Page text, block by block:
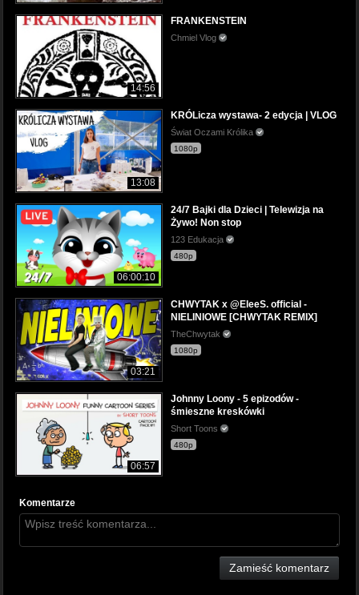
14:56
FRANKENSTEIN
Chmiel Vlog
13:08
KRÓLicza wystawa- 2 edycja | VLOG
Świat Oczami Królika
1080p
06:00:10
24/7 Bajki dla Dzieci | Telewizja na
Żywo! Non stop
123 Edukacja
480p
03:21
CHWYTAK x @EleeS. official -
NIELINIOWE [CHWYTAK REMIX]
TheChwytak
1080p
06:57
Johnny Loony - 5 epizodów -
śmieszne kreskówki
Short Toons
480p
Komentarze
Zamieść komentarz